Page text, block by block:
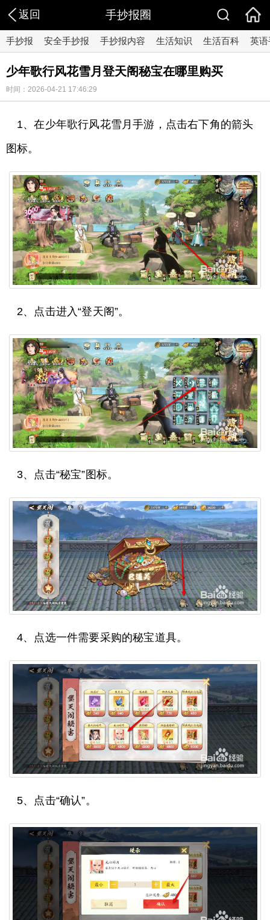
返回 手抄报圈
手抄报 安全手抄报 手抄报内容 生活知识 生活百科 英
少年歌行风花雪月登天阁秘宝在哪里购买
时间：2026-04-21 17:46:29
1、在少年歌行风花雪月手游，点击右下角的箭头
图标。
2、点击进入“登天阁”。
3、点击“秘宝”图标。
4、点选一件需要采购的秘宝道具。
5、点击“确认”。